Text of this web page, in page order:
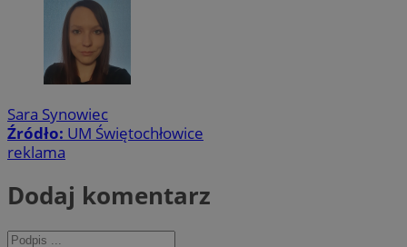
Sara Synowiec
Źródło: UM Świętochłowice
reklama
Dodaj komentarz